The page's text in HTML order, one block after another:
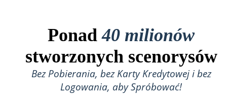
Ponad40 milionów
stworzonych scenorysów
Bez Pobierania, bez Karty Kredytowej i bez
Logowania, aby Spróbować!